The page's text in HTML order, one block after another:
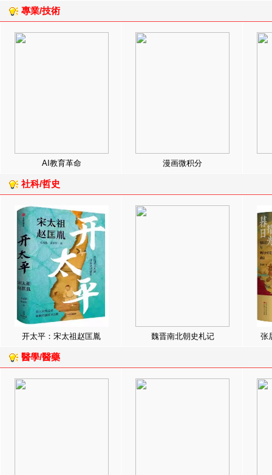
專業/技術
AI教育革命 漫画微积分
社科/哲史
开太平：宋太祖赵匡胤 魏晋南北朝史札记 张
醫學/醫藥